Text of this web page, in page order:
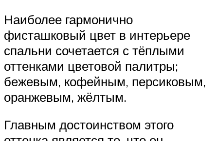
Наиболее гармонично
фисташковый цвет в интерьере
спальни сочетается с тёплыми
оттенками цветовой палитры;
бежевым, кофейным, персиковым,
оранжевым, жёлтым.
Главным достоинством этого